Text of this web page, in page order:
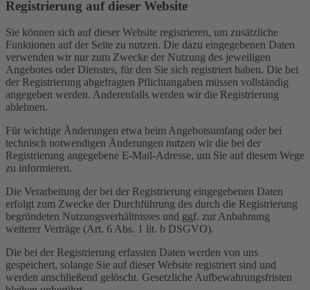
Registrierung auf dieser Website
Sie können sich auf dieser Website registrieren, um zusätzliche
Funktionen auf der Seite zu nutzen. Die dazu eingegebenen Daten
verwenden wir nur zum Zwecke der Nutzung des jeweiligen
Angebotes oder Dienstes, für den Sie sich registriert haben. Die bei
der Registrierung abgefragten Pflichtangaben müssen vollständig
angegeben werden. Anderenfalls werden wir die Registrierung
ablehnen.
Für wichtige Änderungen etwa beim Angebotsumfang oder bei
technisch notwendigen Änderungen nutzen wir die bei der
Registrierung angegebene E-Mail-Adresse, um Sie auf diesem Wege
zu informieren.
Die Verarbeitung der bei der Registrierung eingegebenen Daten
erfolgt zum Zwecke der Durchführung des durch die Registrierung
begründeten Nutzungsverhältnisses und ggf. zur Anbahnung
weiterer Verträge (Art. 6 Abs. 1 lit. b DSGVO).
Die bei der Registrierung erfassten Daten werden von uns
gespeichert, solange Sie auf dieser Website registriert sind und
werden anschließend gelöscht. Gesetzliche Aufbewahrungsfristen